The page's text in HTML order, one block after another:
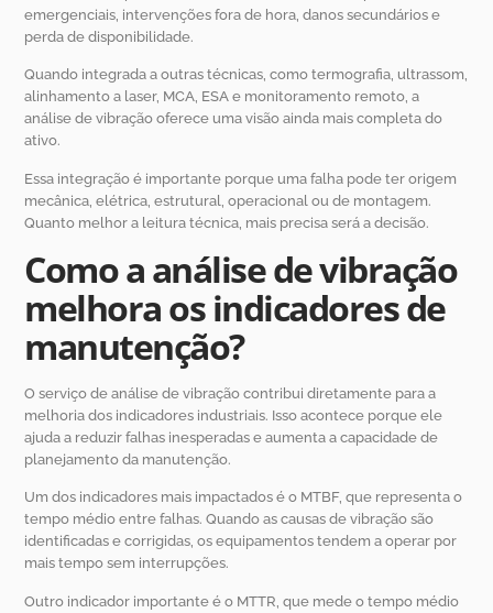
emergenciais, intervenções fora de hora, danos secundários e
perda de disponibilidade.
Quando integrada a outras técnicas, como termografia, ultrassom,
alinhamento a laser, MCA, ESA e monitoramento remoto, a
análise de vibração oferece uma visão ainda mais completa do
ativo.
Essa integração é importante porque uma falha pode ter origem
mecânica, elétrica, estrutural, operacional ou de montagem.
Quanto melhor a leitura técnica, mais precisa será a decisão.
Como a análise de vibração
melhora os indicadores de
manutenção?
O serviço de análise de vibração contribui diretamente para a
melhoria dos indicadores industriais. Isso acontece porque ele
ajuda a reduzir falhas inesperadas e aumenta a capacidade de
planejamento da manutenção.
Um dos indicadores mais impactados é o MTBF, que representa o
tempo médio entre falhas. Quando as causas de vibração são
identificadas e corrigidas, os equipamentos tendem a operar por
mais tempo sem interrupções.
Outro indicador importante é o MTTR, que mede o tempo médio